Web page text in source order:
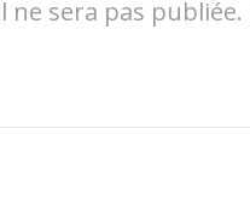
ne sera pas publiée.